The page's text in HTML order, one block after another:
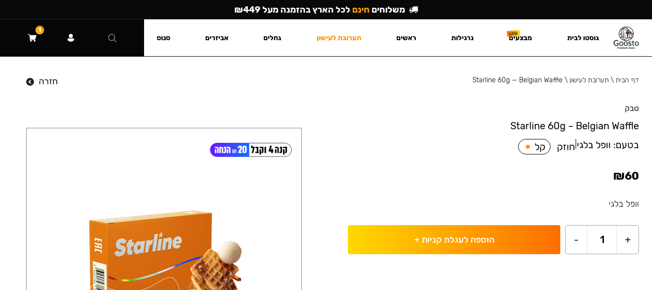
דף הבית\ תערובת לעישון \
Starline 60g — Belgian Waffle חזרה
טבק
Starline 60g – Belgian Waffle
בטעם: וופל בלגי חוזק קל
₪60
וופל בלגי
+
1
- הוספה לעגלת קניות+
משלוחים חינם לכל הארץ בהזמנה מעל ₪449
גוסטו לבית מבצעים נרגילות ראשים תערובת לעישון גחלים אביזרים סנוס
1